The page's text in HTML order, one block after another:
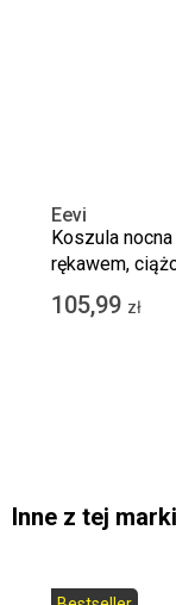
Eevi
Koszula
rękawem,
105,99 zł
Inne z tej marki